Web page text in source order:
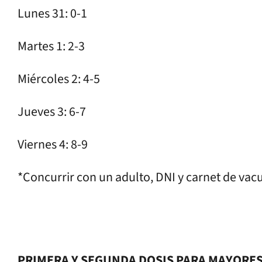
Lunes 31: 0-1
Martes 1: 2-3
Miércoles 2: 4-5
Jueves 3: 6-7
Viernes 4: 8-9
*Concurrir con un adulto, DNI y carnet de